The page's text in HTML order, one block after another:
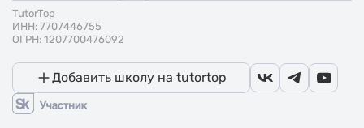
TutorTop
ИНН: 7707446755
ОГРН: 1207700476092
Добавить школу на tutortop